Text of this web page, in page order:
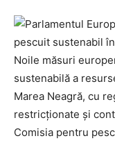
Noile măsuri
sustenabilă a
Marea Neagră, cu
restricționate și
Comisia pentru